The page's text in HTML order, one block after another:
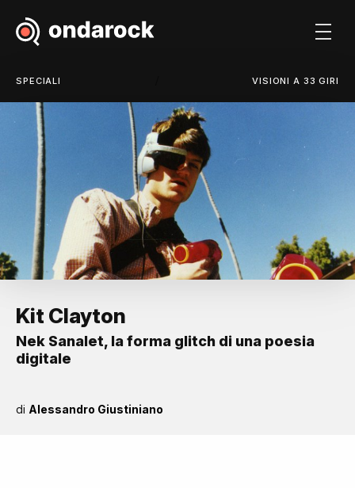
SPECIALI VISIONI A 33 GIRI
Kit Clayton
Nek Sanalet, la forma glitch di una poesia
digitale
di Alessandro Giustiniano